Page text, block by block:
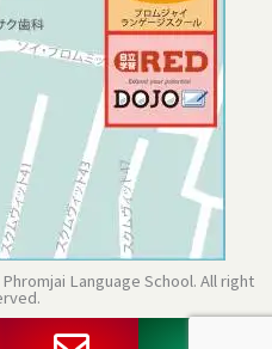
Language School. All right